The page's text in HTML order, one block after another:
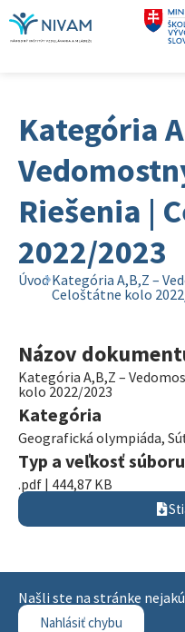
Kategória
Riešenia |
2022/2023
Úvod Kategória A,B,Z –
Celoštátne kolo
Názov
Kategória A,B,Z –
kolo 2022/2023
Kategória
Geografická olympiáda,
Typ a veľkosť súboru
.pdf | 444,87 KB
Našli ste na stránke
Nahlásiť chybu